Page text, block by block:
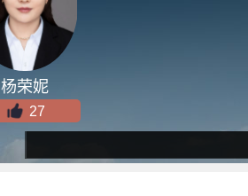
杨荣妮
27